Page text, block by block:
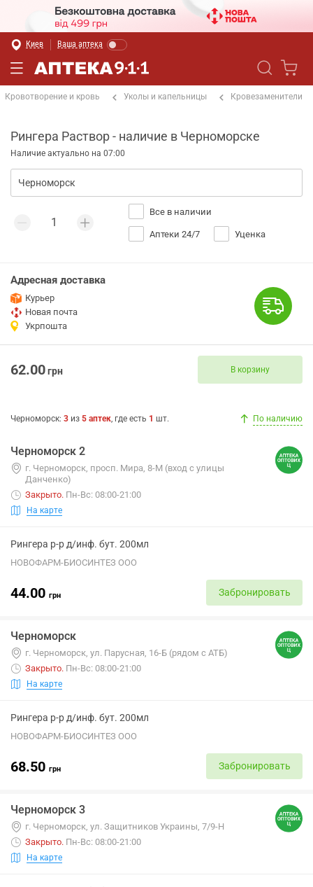
Киев Ваша аптека
Кровотворение и кровь Уколы и капельницы Кровезаменители
Рингера Раствор - наличие в Черноморске
Наличие актуально на 07:00
Все в наличии
Аптеки 24/7 Уценка
Адресная доставка
Курьер
Новая почта
Укрпошта
62.00грн В корзину
Черноморск: 3 из 5 аптек, где есть 1 шт. По наличию
Черноморск 2
г. Черноморск, просп. Мира, 8-М (вход с улицы
Данченко)
Закрыто. Пн-Вс: 08:00-21:00
На карте
Рингера р-р д/инф. бут. 200мл
НОВОФАРМ-БИОСИНТЕЗ ООО
44.00 грн Забронировать
Черноморск
г. Черноморск, ул. Парусная, 16-Б (рядом с АТБ)
Закрыто. Пн-Вс: 08:00-21:00
На карте
Рингера р-р д/инф. бут. 200мл
НОВОФАРМ-БИОСИНТЕЗ ООО
68.50 грн Забронировать
Черноморск 3
г. Черноморск, ул. Защитников Украины, 7/9-Н
Закрыто. Пн-Вс: 08:00-21:00
На карте